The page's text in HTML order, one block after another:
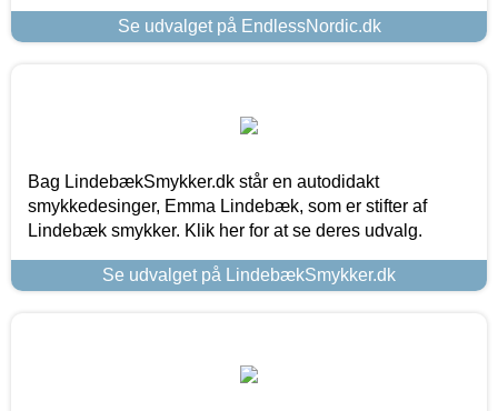
Se udvalget på EndlessNordic.dk
Bag LindebækSmykker.dk står en autodidakt
smykkedesinger, Emma Lindebæk, som er stifter af
Lindebæk smykker. Klik her for at se deres udvalg.
Se udvalget på LindebækSmykker.dk